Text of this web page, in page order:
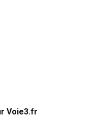
Voie3.fr